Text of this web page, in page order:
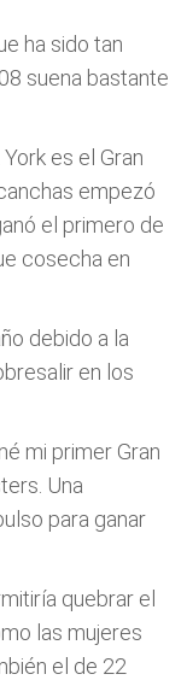
ha sido tan
suena bastante
es el Gran
empezó
el primero de
cosecha en
debido a la
en los
mi primer Gran
Una
para ganar
quebrar el
las mujeres
el de 22